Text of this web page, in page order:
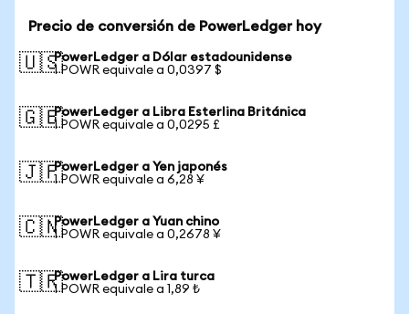
Precio de conversión de PowerLedger hoy
🇺🇸PowerLedger a Dólar estadounidense
1 POWR equivale a 0,0397 $
🇬🇧PowerLedger a Libra Esterlina Británica
1 POWR equivale a 0,0295 £
🇯🇵PowerLedger a Yen japonés
1 POWR equivale a 6,28 ¥
🇨🇳PowerLedger a Yuan chino
1 POWR equivale a 0,2678 ¥
🇹🇷PowerLedger a Lira turca
1 POWR equivale a 1,89 ₺